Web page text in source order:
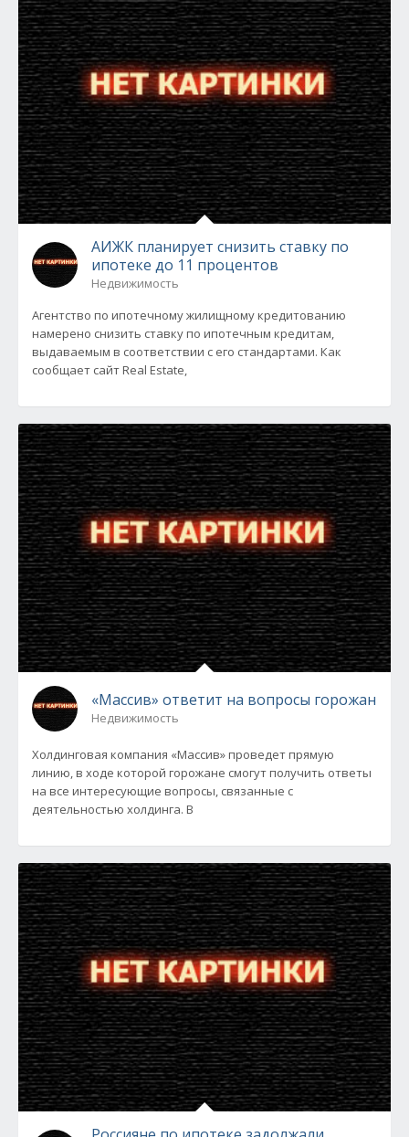
АИЖК планирует снизить ставку по
ипотеке до 11 процентов
Недвижимость
Агентство по ипотечному жилищному кредитованию
намерено снизить ставку по ипотечным кредитам,
выдаваемым в соответствии с его стандартами. Как
сообщает сайт Real Estate,
«Массив» ответит на вопросы горожан
Недвижимость
Холдинговая компания «Массив» проведет прямую
линию, в ходе которой горожане смогут получить ответы
на все интересующие вопросы, связанные с
деятельностью холдинга. В